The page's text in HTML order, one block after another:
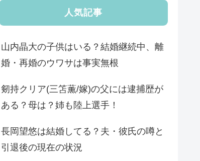
人気記事
山内晶大の子供はいる？結婚継続中、離
婚・再婚のウワサは事実無根
剱持クリア(三笘薫/嫁)の父には逮捕歴が
ある？母は？姉も陸上選手！
長岡望悠は結婚してる？夫・彼氏の噂と
引退後の現在の状況